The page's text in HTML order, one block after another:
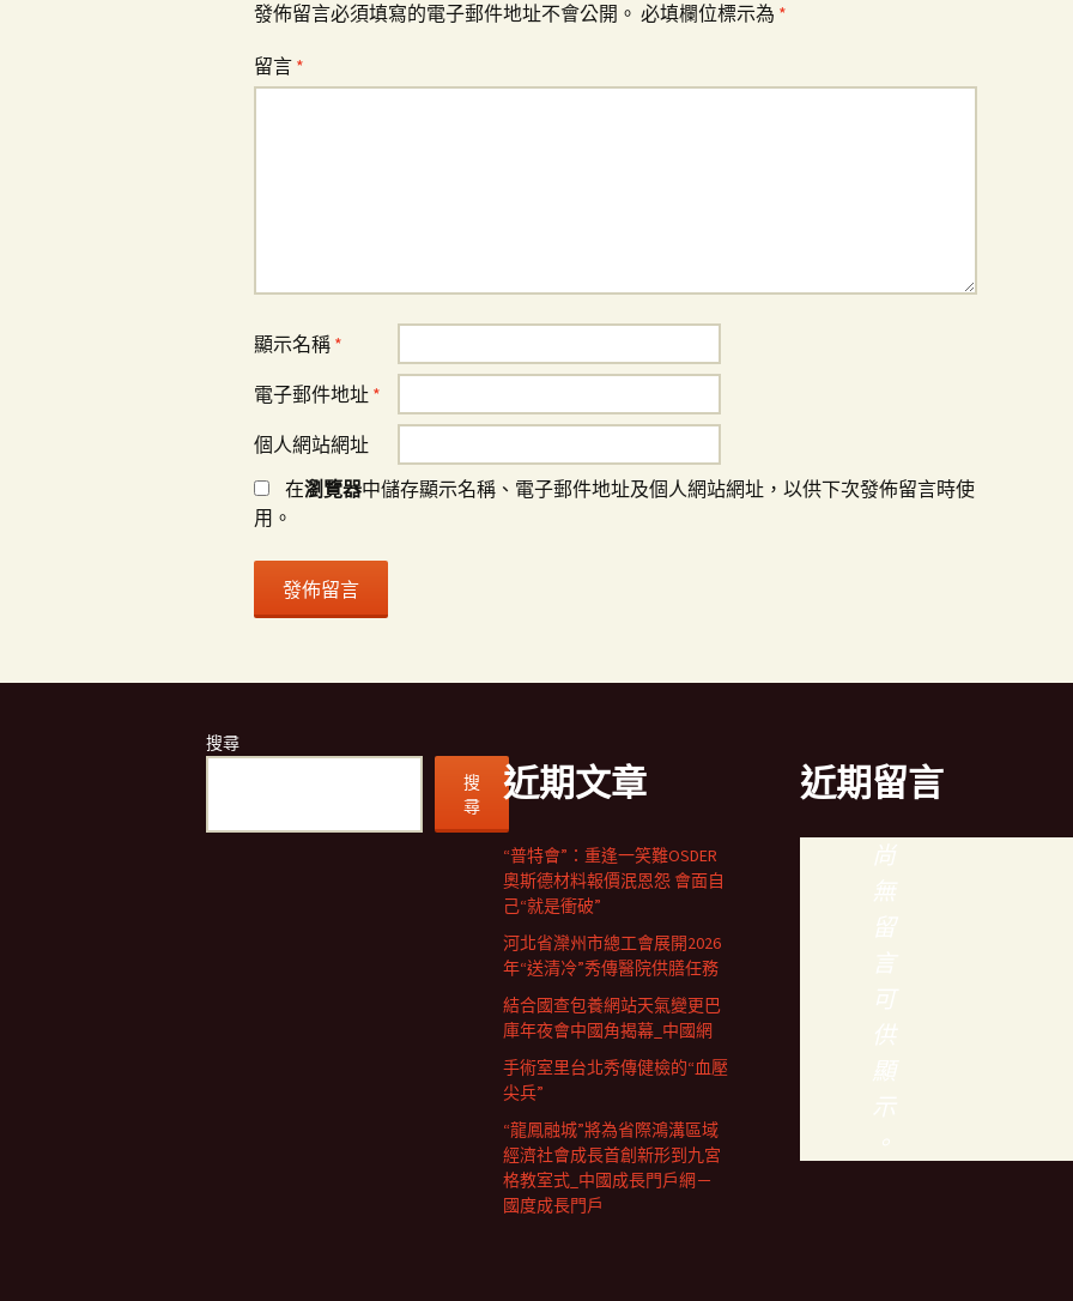
發佈留言必須填寫的電子郵件地址不會公開。 必填欄位標示為 *
留言 *
顯示名稱 *
電子郵件地址 *
個人網站網址
在瀏覽器中儲存顯示名稱、電子郵件地址及個人網站網址，以供下次發佈留言時使
用。
搜尋
搜
尋
近期文章
“普特會”：重逢一笑難OSDER
奧斯德材料報價泯恩怨 會面自
己“就是衝破”
河北省灤州市總工會展開2026
年“送清冷”秀傳醫院供膳任務
結合國查包養網站天氣變更巴
庫年夜會中國角揭幕_中國網
手術室里台北秀傳健檢的“血壓
尖兵”
“龍鳳融城”將為省際鴻溝區域
經濟社會成長首創新形到九宮
格教室式_中國成長門戶網－
國度成長門戶
近期留言
尚
無
留
言
可
供
顯
示
。